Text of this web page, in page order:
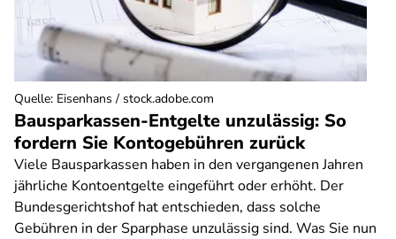
Bausparkassen-Entgelte unzulässig: So
fordern Sie Kontogebühren zurück
Viele Bausparkassen haben in den vergangenen Jahren
jährliche Kontoentgelte eingeführt oder erhöht. Der
Bundesgerichtshof hat entschieden, dass solche
Gebühren in der Sparphase unzulässig sind. Was Sie nun
Quelle: Eisenhans / stock.adobe.com